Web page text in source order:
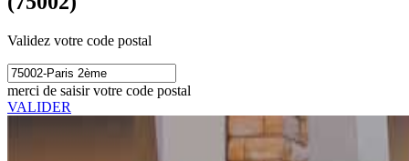
Validez votre code postal
merci de saisir votre code postal
VALIDER